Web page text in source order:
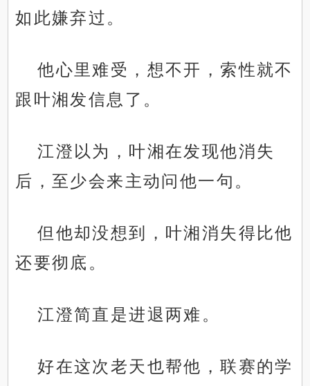
如此嫌弃过。
他心里难受，想不开，索性就不
跟叶湘发信息了。
江澄以为，叶湘在发现他消失
后，至少会来主动问他一句。
但他却没想到，叶湘消失得比他
还要彻底。
江澄简直是进退两难。
好在这次老天也帮他，联赛的学